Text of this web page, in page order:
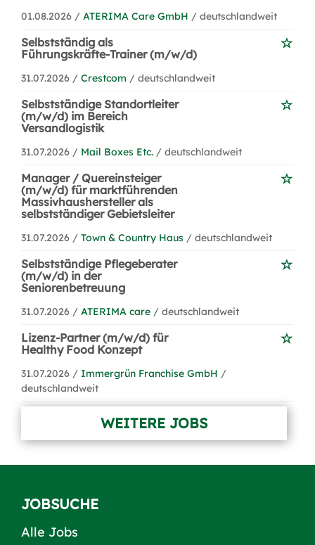
01.08.2026 / ATERIMA Care GmbH / deutschlandweit
Selbstständig als
Führungskräfte-Trainer (m/w/d)
31.07.2026 / Crestcom / deutschlandweit
Selbstständige Standortleiter
(m/w/d) im Bereich
Versandlogistik
31.07.2026 / Mail Boxes Etc. / deutschlandweit
Manager / Quereinsteiger
(m/w/d) für marktführenden
Massivhaushersteller als
selbstständiger Gebietsleiter
31.07.2026 / Town & Country Haus / deutschlandweit
Selbstständige Pflegeberater
(m/w/d) in der
Seniorenbetreuung
31.07.2026 / ATERIMA care / deutschlandweit
Lizenz-Partner (m/w/d) für
Healthy Food Konzept
31.07.2026 / Immergrün Franchise GmbH /
deutschlandweit
WEITERE JOBS
JOBSUCHE
Alle Jobs